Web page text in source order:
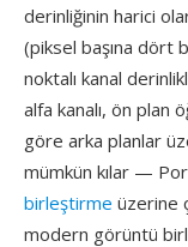
derinliğinin harici
(piksel başına dört
noktalı kanal
alfa kanalı, ön plan
göre arka planlar
mümkün kılar —
birleştirme üzerine
modern görüntü